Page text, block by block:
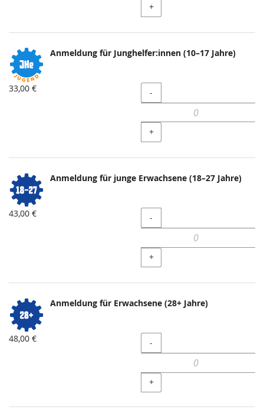
+
Anmeldung für Junghelfer:innen (10–17 Jahre)
33,00 € Menge
-
+
Anmeldung für junge Erwachsene (18–27 Jahre)
43,00 € Menge
-
+
Anmeldung für Erwachsene (28+ Jahre)
48,00 € Menge
-
+